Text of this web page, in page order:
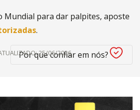
Mundial para dar palpites, aposte
.
25/06/2026
Por que confiar em nós?